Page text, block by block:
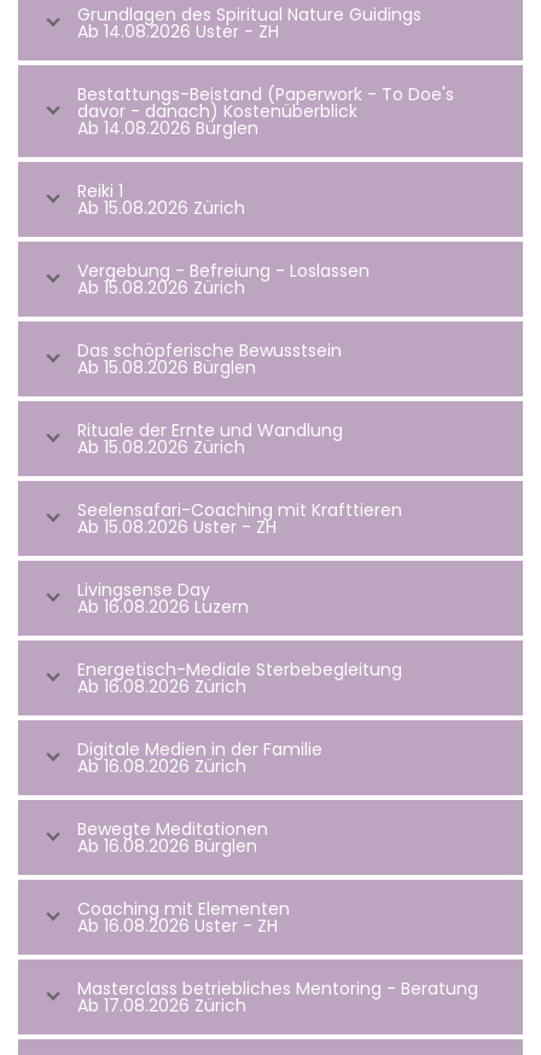
Grundlagen des Spiritual Nature Guidings
Ab 14.08.2026 Uster - ZH
Bestattungs-Beistand (Paperwork - To Doe's
davor - danach) Kostenüberblick
Ab 14.08.2026 Bürglen
Reiki 1
Ab 15.08.2026 Zürich
Vergebung - Befreiung - Loslassen
Ab 15.08.2026 Zürich
Das schöpferische Bewusstsein
Ab 15.08.2026 Bürglen
Rituale der Ernte und Wandlung
Ab 15.08.2026 Zürich
Seelensafari-Coaching mit Krafttieren
Ab 15.08.2026 Uster - ZH
Livingsense Day
Ab 16.08.2026 Luzern
Energetisch-Mediale Sterbebegleitung
Ab 16.08.2026 Zürich
Digitale Medien in der Familie
Ab 16.08.2026 Zürich
Bewegte Meditationen
Ab 16.08.2026 Bürglen
Coaching mit Elementen
Ab 16.08.2026 Uster - ZH
Masterclass betriebliches Mentoring - Beratung
Ab 17.08.2026 Zürich